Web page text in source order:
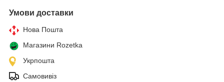
Умови доставки
Нова Пошта
Магазини Rozetka
Укрпошта
Самовивіз